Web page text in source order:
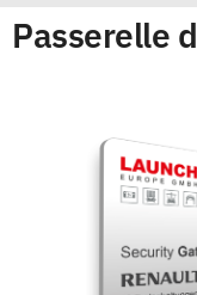
Passerelle